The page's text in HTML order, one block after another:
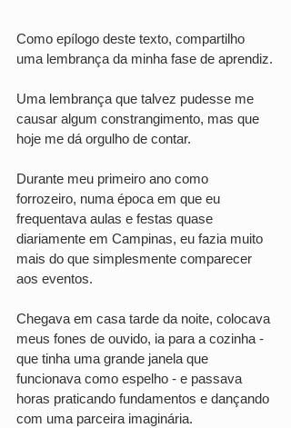
Como epílogo deste texto, compartilho
uma lembrança da minha fase de aprendiz.
Uma lembrança que talvez pudesse me
causar algum constrangimento, mas que
hoje me dá orgulho de contar.
Durante meu primeiro ano como
forrozeiro, numa época em que eu
frequentava aulas e festas quase
diariamente em Campinas, eu fazia muito
mais do que simplesmente comparecer
aos eventos.
Chegava em casa tarde da noite, colocava
meus fones de ouvido, ia para a cozinha -
que tinha uma grande janela que
funcionava como espelho - e passava
horas praticando fundamentos e dançando
com uma parceira imaginária.